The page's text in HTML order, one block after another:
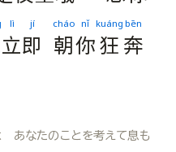
立
lì
即
jí
朝
cháo
你
nǐ
狂
kuáng
奔
bēn
なたのことを考えて息も